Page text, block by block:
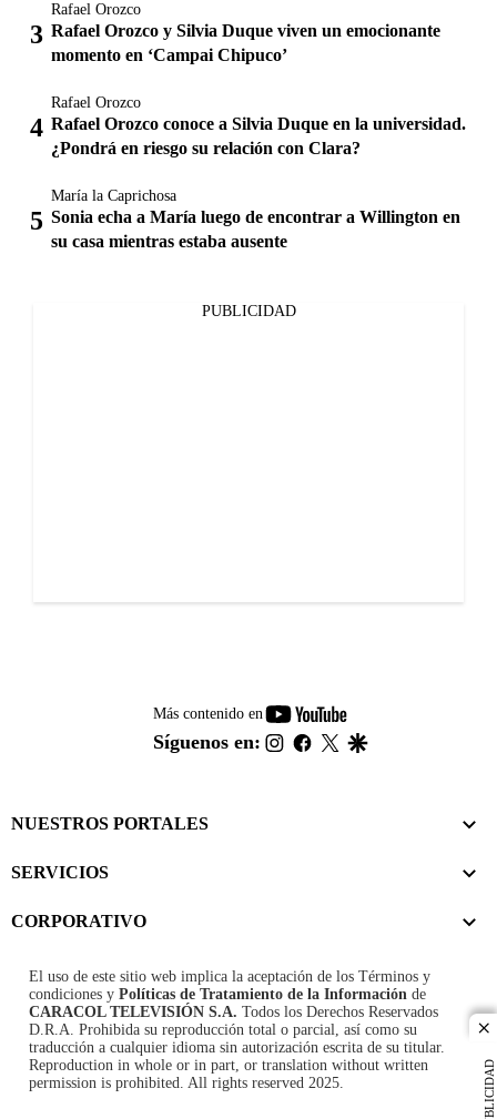
PUBLICIDAD
Rafael Orozco
Rafael Orozco y Silvia Duque viven un emocionante
momento en ‘Campai Chipuco’
Rafael Orozco
Rafael Orozco conoce a Silvia Duque en la universidad.
¿Pondrá en riesgo su relación con Clara?
María la Caprichosa
Sonia echa a María luego de encontrar a Willington en
su casa mientras estaba ausente
PUBLICIDAD
Más contenido en
youtube-
footer
Síguenos en: instagram
facebook
twitter
NUESTROS PORTALES
SERVICIOS
CORPORATIVO
El uso de este sitio web implica la aceptación de los Términos y
condiciones y Políticas de Tratamiento de la Información de
CARACOL TELEVISIÓN S.A. Todos los Derechos Reservados
D.R.A. Prohibida su reproducción total o parcial, así como su
traducción a cualquier idioma sin autorización escrita de su titular.
Reproduction in whole or in part, or translation without written
permission is prohibited. All rights reserved 2025.